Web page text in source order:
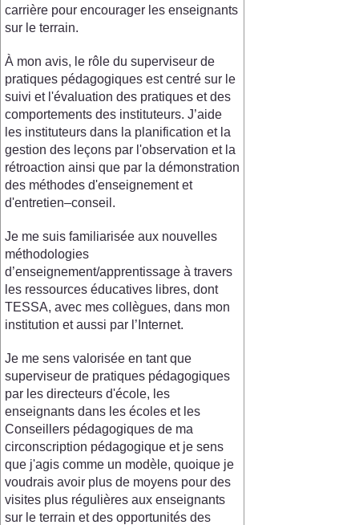
carrière pour encourager les enseignants
sur le terrain.
À mon avis, le rôle du superviseur de
pratiques pédagogiques est centré sur le
suivi et l'évaluation des pratiques et des
comportements des instituteurs. J’aide
les instituteurs dans la planification et la
gestion des leçons par l'observation et la
rétroaction ainsi que par la démonstration
des méthodes d'enseignement et
d'entretien–conseil.
Je me suis familiarisée aux nouvelles
méthodologies
d’enseignement/apprentissage à travers
les ressources éducatives libres, dont
TESSA, avec mes collègues, dans mon
institution et aussi par l’Internet.
Je me sens valorisée en tant que
superviseur de pratiques pédagogiques
par les directeurs d'école, les
enseignants dans les écoles et les
Conseillers pédagogiques de ma
circonscription pédagogique et je sens
que j'agis comme un modèle, quoique je
voudrais avoir plus de moyens pour des
visites plus régulières aux enseignants
sur le terrain et des opportunités des